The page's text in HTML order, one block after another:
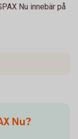
Nu innebär på
Nu?